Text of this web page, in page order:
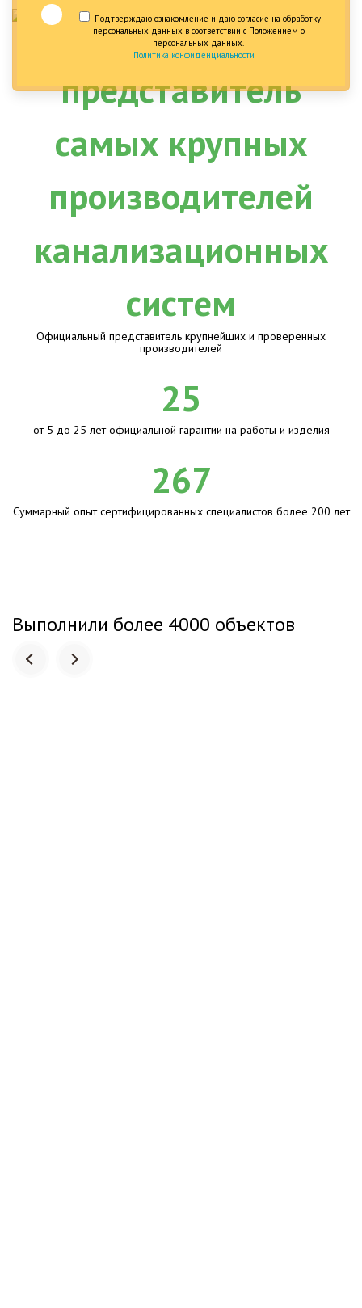
Подтверждаю ознакомление и даю согласие на обработку
персональных данных в соответствии с Положением о
персональных данных.
Политика конфиденциальности
Официальный представитель крупнейших и проверенных
производителей
25
от 5 до 25 лет официальной гарантии на работы и изделия
267
Суммарный опыт сертифицированных специалистов более 200 лет
Выполнили более 4000 объектов